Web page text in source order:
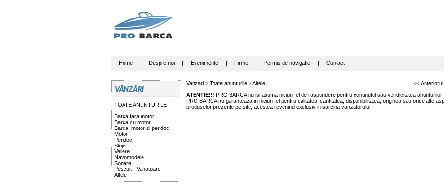
Home| Despre noi| Evenimente| Firme| Permis de navigatie| Contact
TOATE ANUNTURILE
Barca fara motor
Barca cu motor
Barca, motor si peridoc
Motor
Peridoc
Skijet
Veliere
Navomodele
Sonare
Pescuit - Vanatoare
Altele
Vanzari > Toate anunturile>Altele << Anteriorul
ATENTIE!!! PRO BARCA nu isi asuma niciun fel de raspundere pentru continutul sau veridicitatea anunturilor
PRO BARCA nu garanteaza in niciun fel pentru calitatea, cantitatea, disponibilitatea, originea sau orice alte
produselor prezente pe site, acestea revenind exclusiv in sarcina vanzatorului.